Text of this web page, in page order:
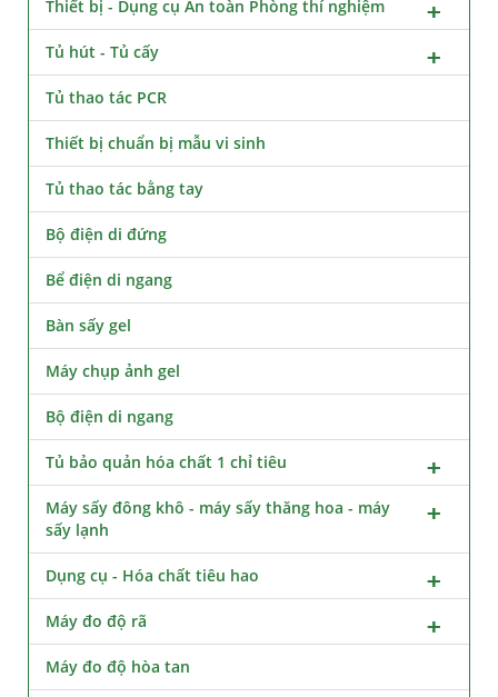
Thiết bị - Dụng cụ An toàn Phòng thí nghiệm
Tủ hút - Tủ cấy
Tủ thao tác PCR
Thiết bị chuẩn bị mẫu vi sinh
Tủ thao tác bằng tay
Bộ điện di đứng
Bể điện di ngang
Bàn sấy gel
Máy chụp ảnh gel
Bộ điện di ngang
Tủ bảo quản hóa chất 1 chỉ tiêu
Máy sấy đông khô - máy sấy thăng hoa - máy
sấy lạnh
Dụng cụ - Hóa chất tiêu hao
Máy đo độ rã
Máy đo độ hòa tan